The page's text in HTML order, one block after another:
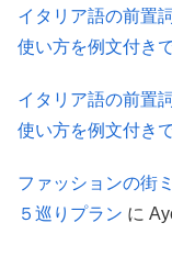
イタリア語の前置
使い方を例文付き
イタリア語の前置
使い方を例文付き
ファッションの街
５巡りプラン に